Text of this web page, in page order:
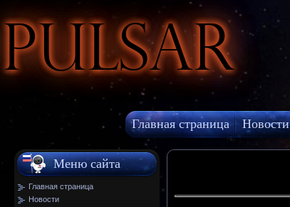
Pulsar
Главная страница Новости
МКС онлайн
Меню сайта
Главная страница
Новости